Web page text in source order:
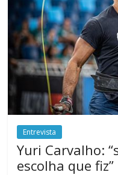
Entrevista
Yuri Carvalho:
escolha que fiz”